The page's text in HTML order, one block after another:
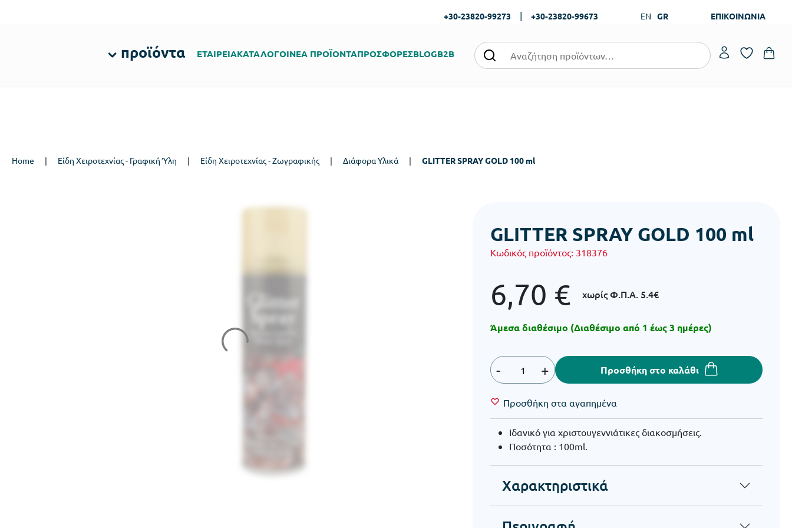
+30-23820-99273 | +30-23820-99673 EN GR ΕΠΙΚΟΙΝΩΝΙΑ
προϊόντα ΕΤΑΙΡΕΙΑΚΑΤΑΛΟΓΟΙΝΕΑ ΠΡΟΪΟΝΤΑΠΡΟΣΦΟΡΕΣBLOGB2B
Home | Είδη Χειροτεχνίας - Γραφική Ύλη | Είδη Χειροτεχνίας - Ζωγραφικής | Διάφορα Υλικά | GLITTER SPRAY GOLD 100 ml
GLITTER SPRAY GOLD 100 ml
Κωδικός προϊόντος: 318376
6,70 € χωρίς Φ.Π.Α. 5.4€
Άμεσα διαθέσιμο (Διαθέσιμο από 1 έως 3 ημέρες)
- + Προσθήκη στο καλάθι
Προσθήκη στα αγαπημένα
Ιδανικό για χριστουγεννιάτικες διακοσμήσεις.
Ποσότητα : 100ml.
Χαρακτηριστικά